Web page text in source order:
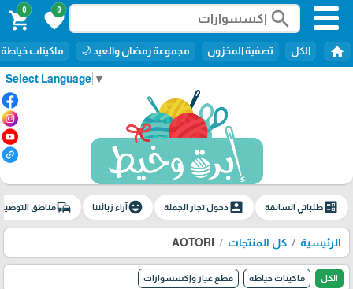
Select Language ▼
search
0
favorite
0
shopping_cart
home الكل تصفية المخزون مجموعة رمضان والعيد 🌙 ماكينات خياطة
ballotطلباتي السابقة account_boxدخول تجار الجملة emoji_emotionsآراء زبائننا commuteمناطق
الرئيسية كل المنتجات AOTORI
الكل ماكينات خياطة قطع غيار وإكسسوارات